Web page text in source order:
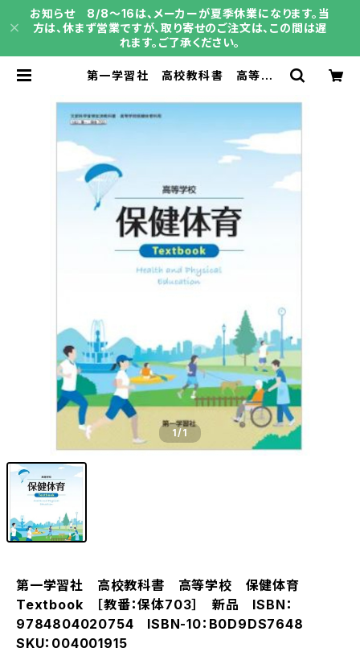
お知らせ 8/8～16は、メーカーが夏季休業になります。当
方は、休まず営業ですが、取り寄せのご注文は、この間は遅
れます。ご了承ください。
第一学習社 高校教科書 高等学
保体703］ 新品 ISBN：978480
4020754 ISBN-10：B0D9DS7
648 SKU：004001915 | 育之書
店（いくのしょてん）
1/1
第一学習社 高校教科書 高等学校 保健体育
Textbook ［教番：保体703］ 新品 ISBN：
9784804020754 ISBN-10：B0D9DS7648
SKU：004001915